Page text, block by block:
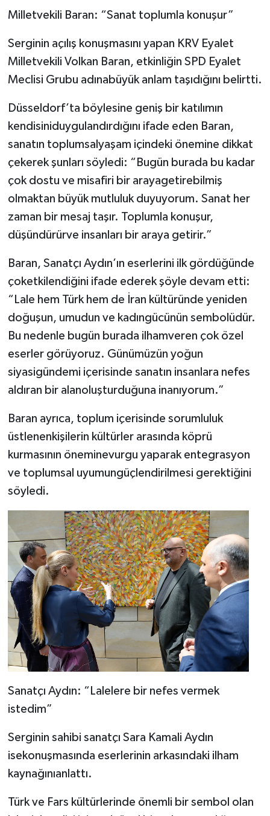
Milletvekili Baran: “Sanat toplumla konuşur”
Serginin açılış konuşmasını yapan KRV Eyalet
Milletvekili Volkan Baran, etkinliğin SPD Eyalet
Meclisi Grubu adınabüyük anlam taşıdığını belirtti.
Düsseldorf’ta böylesine geniş bir katılımın
kendisiniduygulandırdığını ifade eden Baran,
sanatın toplumsalyaşam içindeki önemine dikkat
çekerek şunları söyledi: “Bugün burada bu kadar
çok dostu ve misafiri bir arayagetirebilmiş
olmaktan büyük mutluluk duyuyorum. Sanat her
zaman bir mesaj taşır. Toplumla konuşur,
düşündürürve insanları bir araya getirir.”
Baran, Sanatçı Aydın’ın eserlerini ilk gördüğünde
çoketkilendiğini ifade ederek şöyle devam etti:
“Lale hem Türk hem de İran kültüründe yeniden
doğuşun, umudun ve kadıngücünün sembolüdür.
Bu nedenle bugün burada ilhamveren çok özel
eserler görüyoruz. Günümüzün yoğun
siyasigündemi içerisinde sanatın insanlara nefes
aldıran bir alanoluşturduğuna inanıyorum.”
Baran ayrıca, toplum içerisinde sorumluluk
üstlenenkişilerin kültürler arasında köprü
kurmasının öneminevurgu yaparak entegrasyon
ve toplumsal uyumungüçlendirilmesi gerektiğini
söyledi.
Sanatçı Aydın: “Lalelere bir nefes vermek
istedim”
Serginin sahibi sanatçı Sara Kamali Aydın
isekonuşmasında eserlerinin arkasındaki ilham
kaynağınıanlattı.
Türk ve Fars kültürlerinde önemli bir sembol olan